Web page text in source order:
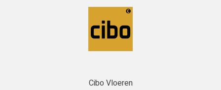
Cibo Vloeren